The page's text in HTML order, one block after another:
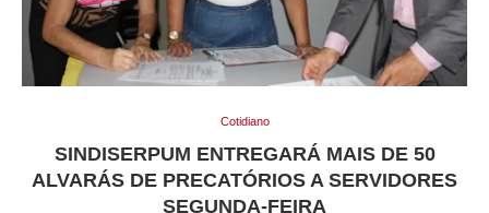
Cotidiano
SINDISERPUM ENTREGARÁ MAIS DE 50
ALVARÁS DE PRECATÓRIOS A SERVIDORES
SEGUNDA-FEIRA